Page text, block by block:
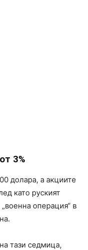
3%
долара, а акциите
като руският
операция“ в
тази седмица,